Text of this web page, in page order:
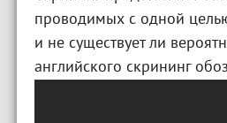
проводимых с одной
и не существует ли
английского скрининг